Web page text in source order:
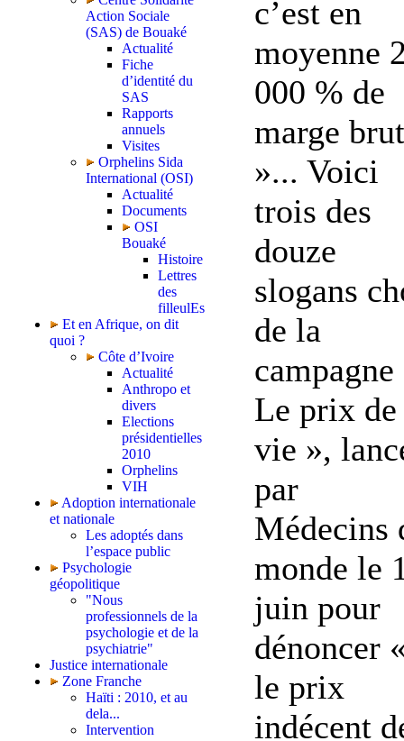
Action Sociale
(SAS) de Bouaké
Actualité
Fiche
d’identité du
SAS
Rapports
annuels
Visites
Orphelins Sida
International (OSI)
Actualité
Documents
OSI
Bouaké
Histoire
Lettres
des
filleulEs
Et en Afrique, on dit
quoi ?
Côte d’Ivoire
Actualité
Anthropo et
divers
Elections
présidentielles
2010
Orphelins
VIH
Adoption internationale
et nationale
Les adoptés dans
l’espace public
Psychologie
géopolitique
"Nous
professionnels de la
psychologie et de la
psychiatrie"
Justice internationale
Zone Franche
Haïti : 2010, et au
dela...
Intervention
c’est en
moyenne
000 % de
marge
»... Voici
trois des
douze
slogans
de la
campagne
Le prix
vie »,
par
Médecins
monde le
juin pour
dénoncer
le prix
indécent